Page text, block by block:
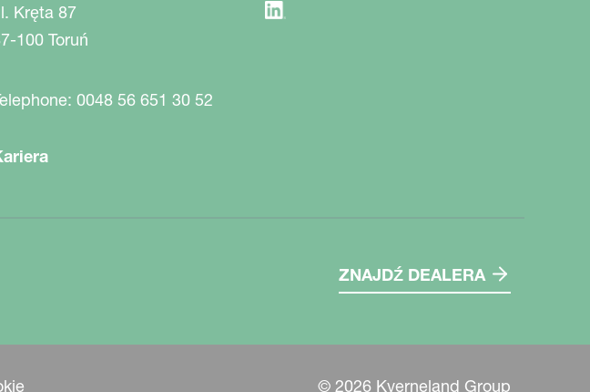
Kręta 87
100 Toruń
0048 56 651 30 52
ZNAJDŹ DEALERA
© 2026 Kverneland Group